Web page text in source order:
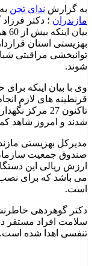
به گزارش ندای تجن
مازندران ؛ دکتر
توانبخشی مراقبتی
شوند.
وی با بیان اینکه
قرنطینه های لازم
تاکنون 27
شدند و امروز شاهد
صندوق جمعیت
می باشد که برای نصب
است.
دکتر گوهردهی
سلامت افراد مستقر
تنفسی اهدا شده است.